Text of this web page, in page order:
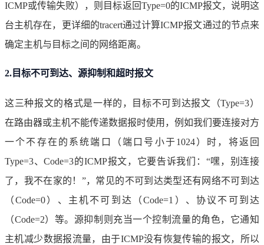
ICMP或传输失败），则目标返回Type=0的ICMP报文，说明这
台主机存在，更详细的tracert通过计算ICMP报文通过的节点来
确定主机与目标之间的网络距离。
2.目标不可到达、源抑制和超时报文
这三种报文的格式是一样的，目标不可到达报文（Type=3）
在路由器或主机不能传递数据报时使用，例如我们要连接对方
一个不存在的系统端口（端口号小于1024）时，将返回
Type=3、Code=3的ICMP报文，它要告诉我们：“嘿，别连接
了，我不在家的！”，常见的不可到达类型还有网络不可到达
（Code=0）、主机不可到达（Code=1）、协议不可到达
（Code=2）等。源抑制则充当一个控制流量的角色，它通知
主机减少数据报流量，由于ICMP没有恢复传输的报文，所以